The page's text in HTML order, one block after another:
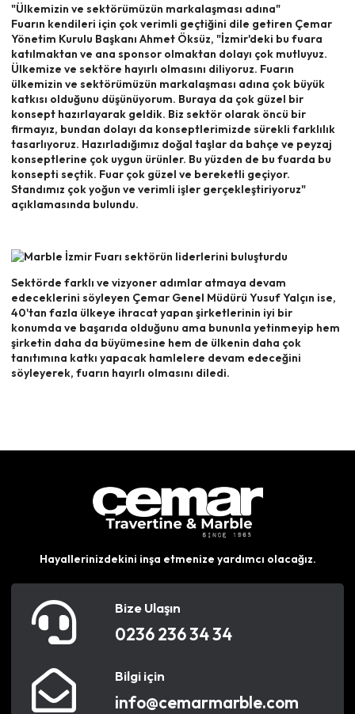
"Ülkemizin ve sektörümüzün markalaşması adına"
Fuarın kendileri için çok verimli geçtiğini dile getiren Çemar
Yönetim Kurulu Başkanı Ahmet Öksüz, "İzmir'deki bu fuara
katılmaktan ve ana sponsor olmaktan dolayı çok mutluyuz.
Ülkemize ve sektöre hayırlı olmasını diliyoruz. Fuarın
ülkemizin ve sektörümüzün markalaşması adına çok büyük
katkısı olduğunu düşünüyorum. Buraya da çok güzel bir
konsept hazırlayarak geldik. Biz sektör olarak öncü bir
firmayız, bundan dolayı da konseptlerimizde sürekli farklılık
tasarlıyoruz. Hazırladığımız doğal taşlar da bahçe ve peyzaj
konseptlerine çok uygun ürünler. Bu yüzden de bu fuarda bu
konsepti seçtik. Fuar çok güzel ve bereketli geçiyor.
Standımız çok yoğun ve verimli işler gerçekleştiriyoruz"
açıklamasında bulundu.
Sektörde farklı ve vizyoner adımlar atmaya devam
edeceklerini söyleyen Çemar Genel Müdürü Yusuf Yalçın ise,
40'tan fazla ülkeye ihracat yapan şirketlerinin iyi bir
konumda ve başarıda olduğunu ama bununla yetinmeyip hem
şirketin daha da büyümesine hem de ülkenin daha çok
tanıtımına katkı yapacak hamlelere devam edeceğini
söyleyerek, fuarın hayırlı olmasını diledi.
Hayallerinizdekini inşa etmenize yardımcı olacağız.
Bize Ulaşın
0236 236 34 34
Bilgi için
info@cemarmarble.com